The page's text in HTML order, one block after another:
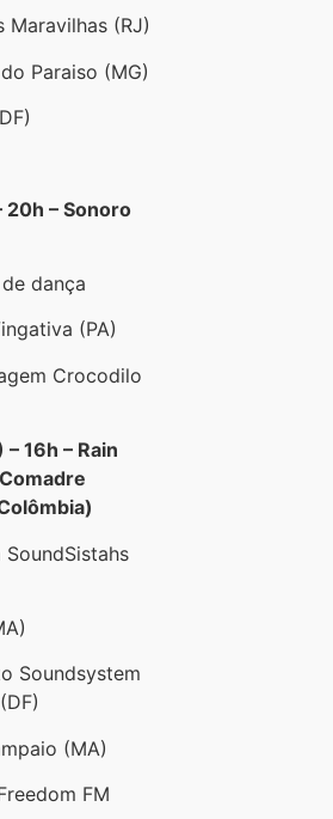
Maravilhas (RJ)
Paraiso (MG)
20h – Sonoro
dança
(PA)
Crocodilo
16h – Rain
SoundSistahs
Soundsystem
(MA)
FM